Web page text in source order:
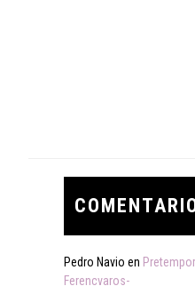
Pedro Navio en
Ferencvaros-